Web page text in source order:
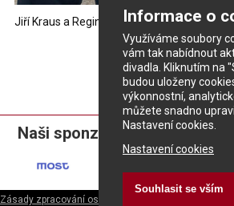
Informace o
Využíváme soubory
vám tak nabídnout
divadla. Kliknutím na
budou uloženy
výkonnostní,
můžete snadno
Nastavení cookies.
Nastavení cookies
Souhlasit se vším
Jiří Kraus a Regina Razovová pokřtili svá
Naši sponzoři:
Zásady zpracování osobních údajů